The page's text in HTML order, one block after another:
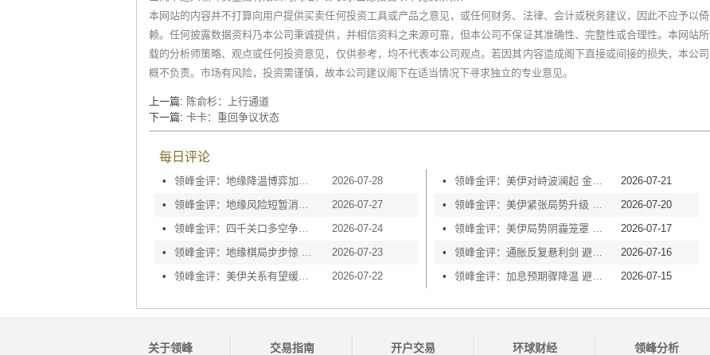
本网站的内容并不打算向用户提供买卖任何投资工具或产品之意见，或任何财务、法律、会计或税务建议，因此不应予以倚
赖。任何披露数据资料乃本公司秉诚提供，并相信资料之来源可靠，但本公司不保证其准确性、完整性或合理性。本网站所
载的分析师策略、观点或任何投资意见，仅供参考，均不代表本公司观点。若因其内容造成阁下直接或间接的损失，本公司
概不负责。市场有风险，投资需谨慎，故本公司建议阁下在适当情况下寻求独立的专业意见。
上一篇: 陈俞杉：上行通道
下一篇: 卡卡：重回争议状态
每日评论
•
2026-07-28
•
2026-07-27
•
领峰金评：四千关口多空争夺 加息阴云笼罩金市
2026-07-24
•
2026-07-23
•
领峰金评：美伊关系有望缓和 黄金趁势迅速反弹 2026-07-22
•
2026-07-21
•
2026-07-20
•
2026-07-17
•
2026-07-16
•
2026-07-15
关于领峰 交易指南 开户交易 环球财经 领峰分析